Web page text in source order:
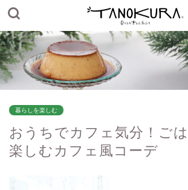
暮らしを楽しむ
おうちでカフェ気分！ご
楽しむカフェ風コーデ